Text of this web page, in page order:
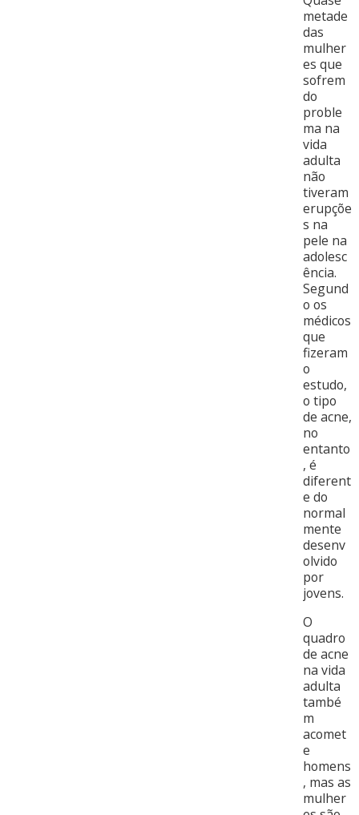
metade
das
mulher
es que
sofrem
do
proble
ma na
vida
adulta
não
tiveram
erupçõe
s na
pele na
adolesc
ência.
Segund
o os
médicos
que
fizeram
o
estudo,
o tipo
de acne,
no
entanto
, é
diferent
e do
normal
mente
desenv
olvido
por
jovens.
O
quadro
de acne
na vida
adulta
també
m
acomet
e
homens
, mas as
mulher